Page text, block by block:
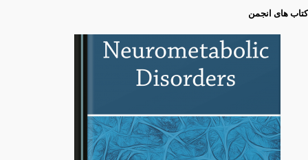
کتاب های انجمن